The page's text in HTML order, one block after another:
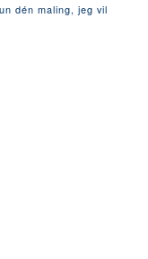
dén maling, jeg vil